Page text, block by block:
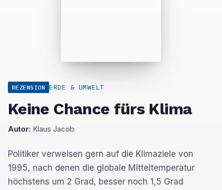
REZENSION ERDE & UMWELT
Keine Chance fürs Klima
Autor: Klaus Jacob
Politiker verweisen gern auf die Klimaziele von
1995, nach denen die globale Mitteltemperatur
höchstens um 2 Grad, besser noch 1,5 Grad